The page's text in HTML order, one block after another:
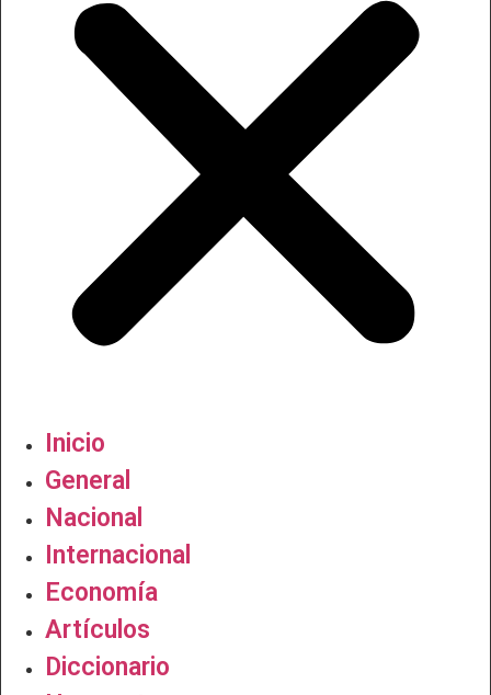
Inicio
General
Nacional
Internacional
Economía
Artículos
Diccionario